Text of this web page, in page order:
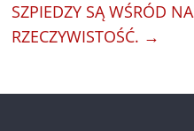
SZPIEDZY SĄ WŚRÓD
RZECZYWISTOŚĆ. →